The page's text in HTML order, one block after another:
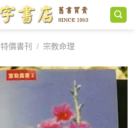
特價書刊 / 宗教命理